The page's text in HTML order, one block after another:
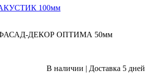
АКУСТИК 100мм
ФАСАД-ДЕКОР ОПТИМА 50мм
В наличии | Доставка 5 дней